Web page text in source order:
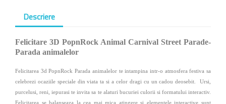
Descriere
Felicitare 3D PopnRock Animal Carnival Street Parade-
Parada animalelor
Felicitarea 3d PopnRock Parada animalelor te intampina intr-o atmosfera festiva sa
celebrezi ocaziile speciale din viata ta si a celor dragi cu un cadou deosebit. Ursi,
purcelusi, reni, iepurasi te invita sa te alaturi bucuriei culorii si formatului interactiv.
Felicitarea se balanseaza la cea mai mica atingere si elementele interactive sunt